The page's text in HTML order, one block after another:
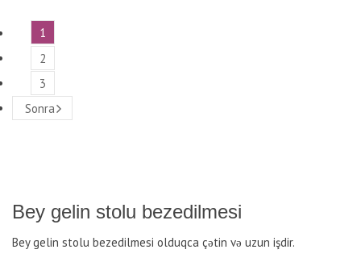
1
2
3
Sonra
Bey gelin stolu bezedilmesi
Bey gelin stolu bezedilmesi olduqca çətin və uzun işdir.